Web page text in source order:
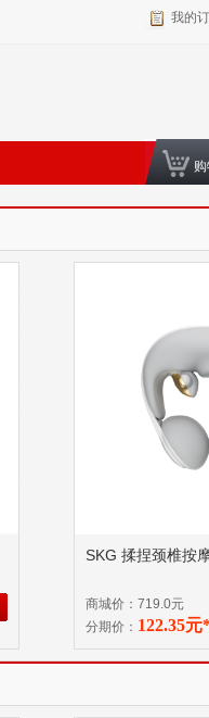
我的
SKG 揉捏颈椎按
商城价：719.0元
分期价： 122.35元